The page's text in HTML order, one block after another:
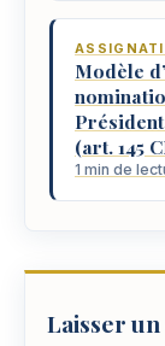
Modèle
(art. 145
1 min de
Laisser